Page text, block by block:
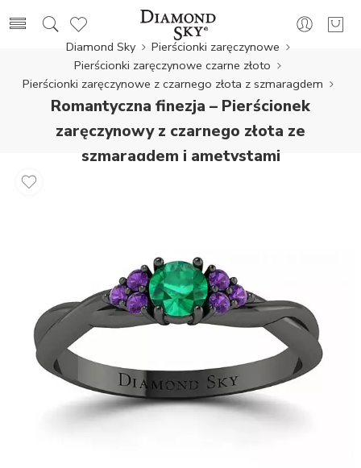
Diamond Sky
Pierścionki zaręczynowe
Pierścionki zaręczynowe czarne złoto
Pierścionki zaręczynowe z czarnego złota z szmaragdem
Romantyczna finezja – Pierścionek
zaręczynowy z czarnego złota ze
szmaragdem i ametystami